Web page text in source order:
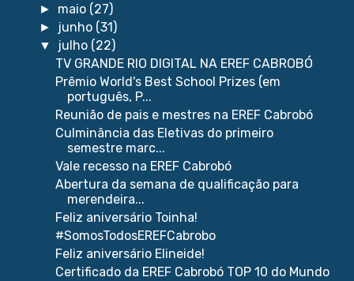
► maio (27)
► junho (31)
▼ julho (22)
TV GRANDE RIO DIGITAL NA EREF CABROBÓ
Prêmio World's Best School Prizes (em
português, P...
Reunião de pais e mestres na EREF Cabrobó
Culminância das Eletivas do primeiro
semestre marc...
Vale recesso na EREF Cabrobó
Abertura da semana de qualificação para
merendeira...
Feliz aniversário Toinha!
#SomosTodosEREFCabrobo
Feliz aniversário Elineide!
Certificado da EREF Cabrobó TOP 10 do Mundo